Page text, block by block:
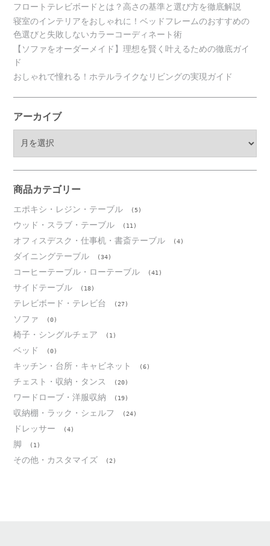
フロートテレビボードとは？高さの基準と選び方を徹底解説
寝室のインテリアをおしゃれに！ベッドフレームのおすすめの
色選びと失敗しないカラーコーディネート術
【ソファをオーダーメイド】理想を賢く叶えるための徹底ガイ
ド
おしゃれで憧れる！ホテルライクなリビングの実現ガイド
アーカイブ
ブ
商品カテゴリー
エポキシ・レジン・テーブル (5)
ウッド・スラブ・テーブル (11)
オフィスデスク・仕事机・書斎テーブル (4)
ダイニングテーブル (34)
コーヒーテーブル・ローテーブル (41)
サイドテーブル (18)
テレビボード・テレビ台 (27)
ソファ (0)
椅子・シングルチェア (1)
ベッド (0)
キッチン・台所・キャビネット (6)
チェスト・収納・タンス (20)
ワードローブ・洋服収納 (19)
収納棚・ラック・シェルフ (24)
ドレッサー (4)
脚 (1)
その他・カスタマイズ (2)